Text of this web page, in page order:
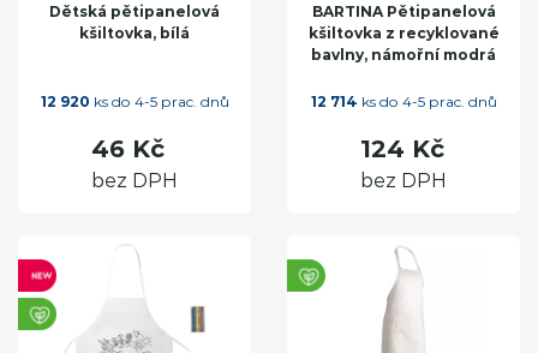
Dětská pětipanelová
kšiltovka, bílá
12 920 ks do 4-5 prac. dnů
46 Kč
bez DPH
BARTINA Pětipanelová
kšiltovka z recyklované
bavlny, námořní modrá
12 714 ks do 4-5 prac. dnů
124 Kč
bez DPH